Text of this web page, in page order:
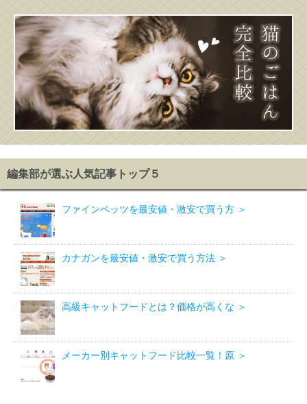
編集部が選ぶ人気記事トップ５
ファインペッツを最安値・激安で買う方 ＞
カナガンを最安値・激安で買う方法 ＞
高級キャットフードとは？価格が高くな ＞
メーカー別キャットフード比較一覧！原 ＞